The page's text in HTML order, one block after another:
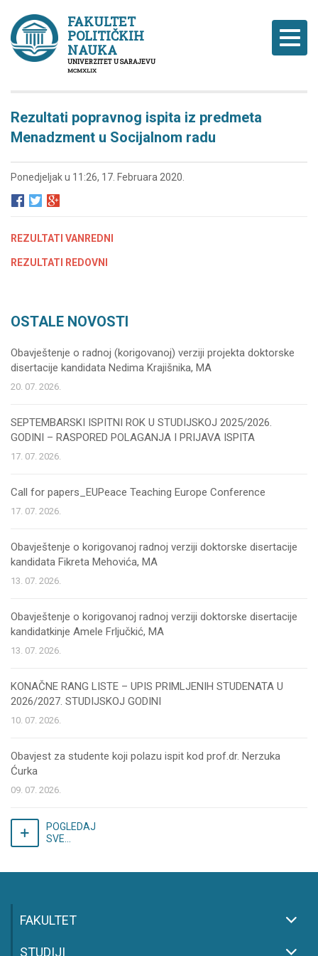
FAKULTET
POLITIČKIH
NAUKA
UNIVERZITET U SARAJEVU
MCMXLIX
Rezultati popravnog ispita iz predmeta
Menadzment u Socijalnom radu
Ponedjeljak u 11:26, 17. Februara 2020.
REZULTATI VANREDNI
REZULTATI REDOVNI
OSTALE NOVOSTI
Obavještenje o radnoj (korigovanoj) verziji projekta doktorske
disertacije kandidata Nedima Krajišnika, MA
20. 07. 2026.
SEPTEMBARSKI ISPITNI ROK U STUDIJSKOJ 2025/2026.
GODINI – RASPORED POLAGANJA I PRIJAVA ISPITA
17. 07. 2026.
Call for papers_EUPeace Teaching Europe Conference
17. 07. 2026.
Obavještenje o korigovanoj radnoj verziji doktorske disertacije
kandidata Fikreta Mehovića, MA
13. 07. 2026.
Obavještenje o korigovanoj radnoj verziji doktorske disertacije
kandidatkinje Amele Frljučkić, MA
13. 07. 2026.
KONAČNE RANG LISTE – UPIS PRIMLJENIH STUDENATA U
2026/2027. STUDIJSKOJ GODINI
10. 07. 2026.
Obavjest za studente koji polazu ispit kod prof.dr. Nerzuka
Ćurka
09. 07. 2026.
POGLEDAJ
SVE...
FAKULTET
STUDIJI